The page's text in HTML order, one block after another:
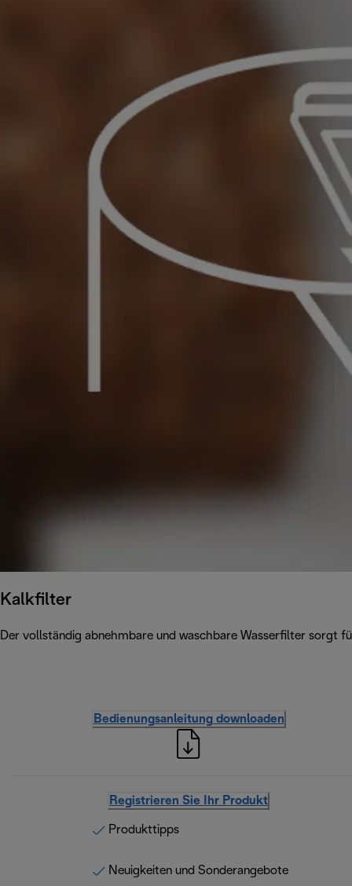
Kalkfilter
Der vollständig abnehmbare und waschbare Wasserfilter sorgt
Bedienungsanleitung downloaden
Registrieren Sie Ihr Produkt
Produkttipps
Neuigkeiten und Sonderangebote